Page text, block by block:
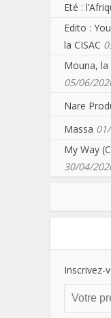
Eté :
Edito :
la CISAC
Mouna, la
05/06/
Nare
Massa
My Way
30/04/
Inscrivez-